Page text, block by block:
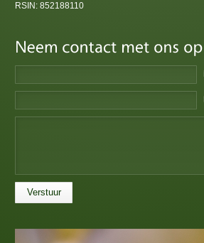
RSIN: 852188110
Verstuur